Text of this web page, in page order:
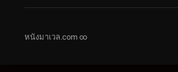
หนังมาเวล.com ∞